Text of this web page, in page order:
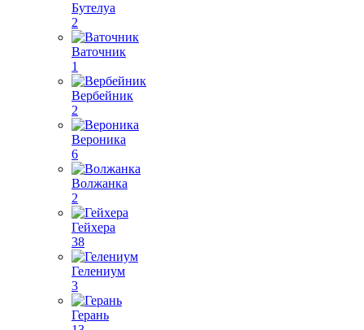
Бутелуа
2
Ваточник
1
Вербейник
2
Вероника
6
Волжанка
2
Гейхера
38
Гелениум
3
Герань